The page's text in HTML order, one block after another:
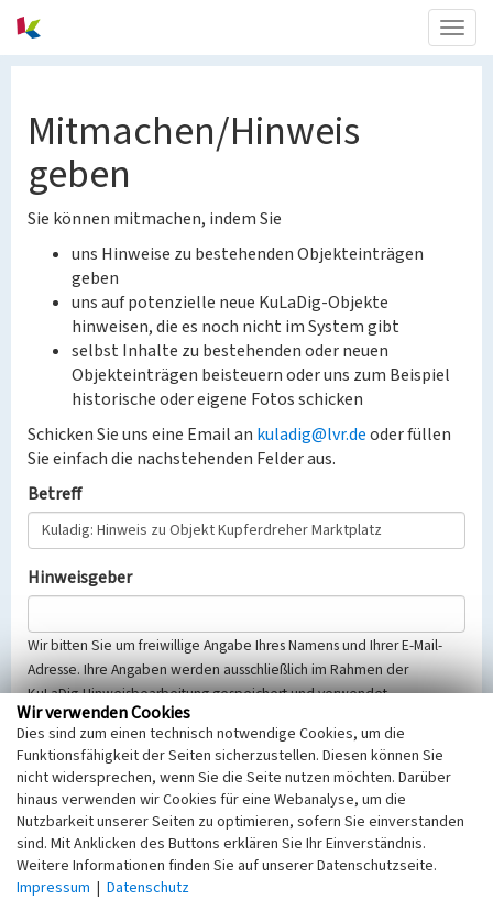
Mitmachen/Hinweis
geben
Sie können mitmachen, indem Sie
uns Hinweise zu bestehenden Objekteinträgen
geben
uns auf potenzielle neue KuLaDig-Objekte
hinweisen, die es noch nicht im System gibt
selbst Inhalte zu bestehenden oder neuen
Objekteinträgen beisteuern oder uns zum Beispiel
historische oder eigene Fotos schicken
Schicken Sie uns eine Email an kuladig@lvr.deoder füllen
Sie einfach die nachstehenden Felder aus.
Betreff
Hinweisgeber
Wir bitten Sie um freiwillige Angabe Ihres Namens und Ihrer E-Mail-
Adresse. Ihre Angaben werden ausschließlich im Rahmen der
KuLaDig-Hinweisbearbeitung gespeichert und verwendet.
Selbstverständlich werden diese entsprechend der Vorschriften des
Telemediengesetzes, des Datenschutzgesetzes NRW und der seit
dem 25.05.2018 gültigen Europäischen Datenschutzgrundverordnung
(EU-DSGVO) vertraulich behandelt, beachten Sie bitte unsere
Hinweise zumDatenschutz
Nachricht
Wir verwenden Cookies
Dies sind zum einen technisch notwendige Cookies, um die
Funktionsfähigkeit der Seiten sicherzustellen. Diesen können Sie
nicht widersprechen, wenn Sie die Seite nutzen möchten. Darüber
hinaus verwenden wir Cookies für eine Webanalyse, um die
Nutzbarkeit unserer Seiten zu optimieren, sofern Sie einverstanden
sind. Mit Anklicken des Buttons erklären Sie Ihr Einverständnis.
Weitere Informationen finden Sie auf unserer Datenschutzseite.
Impressum | Datenschutz